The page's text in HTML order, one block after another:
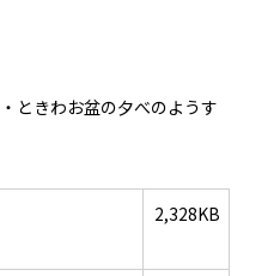
ときわお盆の夕べのようす
2,328KB